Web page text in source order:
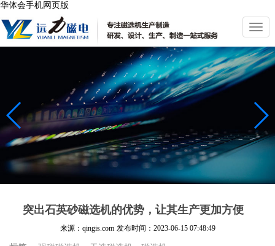
华体会手机网页版
切
换
导
航
突出石英砂磁选机的优势，让其生产更加方便
来源：qingis.com 发布时间： 2023-06-15 07:48:49